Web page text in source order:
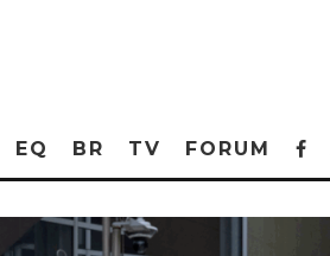
EQ BR TV FORUM